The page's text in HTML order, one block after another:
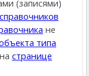
(записями)
справочников
не
типа
странице